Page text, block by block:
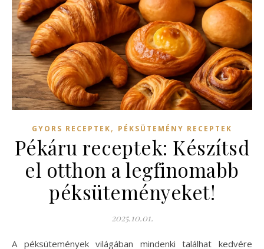
GYORS RECEPTEK, PÉKSÜTEMÉNY RECEPTEK
Pékáru receptek: Készítsd
el otthon a legfinomabb
péksüteményeket!
2025.10.01.
A péksütemények világában mindenki találhat kedvére